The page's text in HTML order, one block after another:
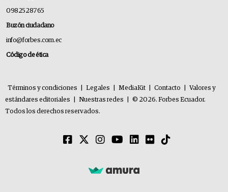
0982528765
Buzón ciudadano
info@forbes.com.ec
Código de ética
Términos y condiciones Legales MediaKit Contacto
Valores y
estándares editoriales
Nuestras redes
© 2026. Forbes Ecuador.
Todos los derechos reservados.